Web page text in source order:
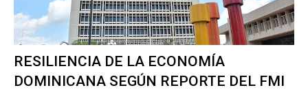
RESILIENCIA DE LA ECONOMÍA
DOMINICANA SEGÚN REPORTE DEL FMI